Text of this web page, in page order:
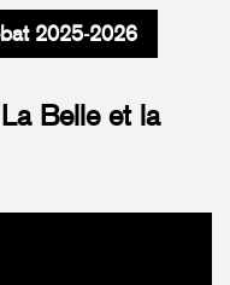
2025-2026
Belle et la